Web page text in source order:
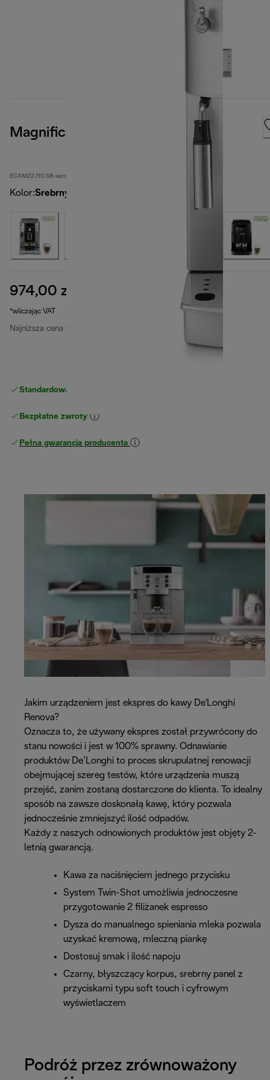
Magnifica S
ECAM22.110.SB-second
Kolor:Srebrny
974,00 zł cena oryginalna 1729,00 zł
*wliczając VAT
Najniższa cena w ciągu ostatnich 30 dni
Standardowa bezpłatna dostawa
Bezpłatne zwroty
Pełna gwarancja producenta
Jakim urządzeniem jest ekspres do kawy De'Longhi
Renova?
Oznacza to, że używany ekspres został przywrócony do
stanu nowości i jest w 100% sprawny. Odnawianie
produktów De’Longhi to proces skrupulatnej renowacji
obejmującej szereg testów, które urządzenia muszą
przejść, zanim zostaną dostarczone do klienta. To idealny
sposób na zawsze doskonałą kawę, który pozwala
jednocześnie zmniejszyć ilość odpadów.
Każdy z naszych odnowionych produktów jest objęty 2-
letnią gwarancją.
Kawa za naciśnięciem jednego przycisku
System Twin-Shot umożliwia jednoczesne
przygotowanie 2 filiżanek espresso
Dysza do manualnego spieniania mleka pozwala
uzyskać kremową, mleczną piankę
Dostosuj smak i ilość napoju
Czarny, błyszczący korpus, srebrny panel z
przyciskami typu soft touch i cyfrowym
wyświetlaczem
Podróż przez zrównoważony